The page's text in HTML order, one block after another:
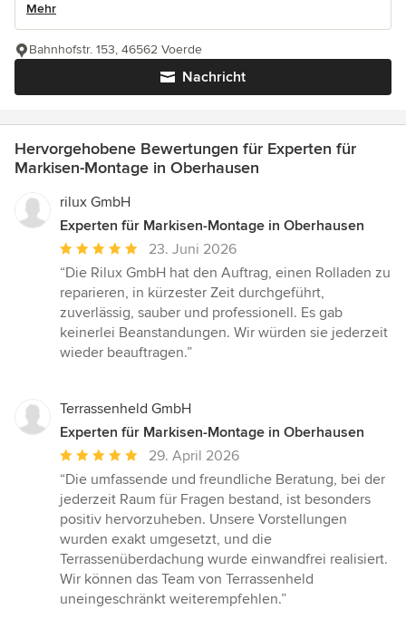
Mehr
Nachricht
Bahnhofstr. 153, 46562 Voerde
Hervorgehobene Bewertungen für Experten für
Markisen-Montage in Oberhausen
rilux GmbH
Experten für Markisen-Montage in Oberhausen
Durchschnittliche
Bewertung:
5
von
5
Sternen
23. Juni 2026
“Die Rilux GmbH hat den Auftrag, einen Rolladen zu
reparieren, in kürzester Zeit durchgeführt,
zuverlässig, sauber und professionell. Es gab
keinerlei Beanstandungen. Wir würden sie jederzeit
wieder beauftragen.”
Terrassenheld GmbH
Experten für Markisen-Montage in Oberhausen
Durchschnittliche
Bewertung:
5
von
5
Sternen
29. April 2026
“Die umfassende und freundliche Beratung, bei der
jederzeit Raum für Fragen bestand, ist besonders
positiv hervorzuheben. Unsere Vorstellungen
wurden exakt umgesetzt, und die
Terrassenüberdachung wurde einwandfrei realisiert.
Wir können das Team von Terrassenheld
uneingeschränkt weiterempfehlen.”